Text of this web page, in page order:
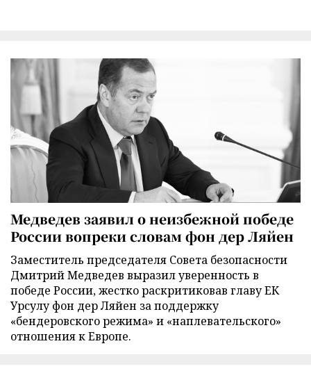
Медведев заявил о неизбежной победе
России вопреки словам фон дер Ляйен
Заместитель председателя Совета безопасности
Дмитрий Медведев выразил уверенность в
победе России, жестко раскритиковав главу ЕК
Урсулу фон дер Ляйен за поддержку
«бендеровского режима» и «наплевательского»
отношения к Европе.